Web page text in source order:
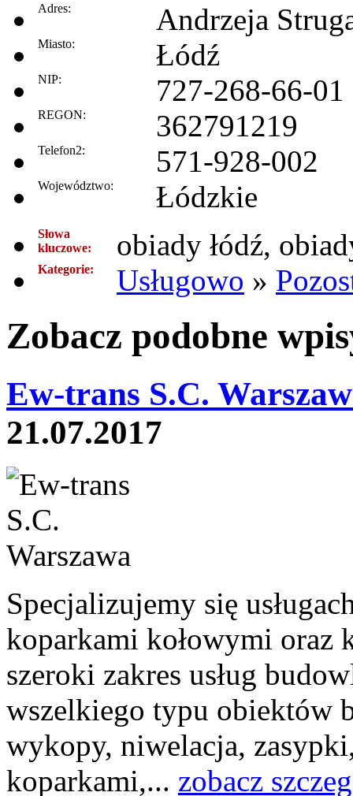
Adres: Andrzeja
Miasto: Łódź
NIP: 727-268-66-01
REGON: 362791219
Telefon2: 571-928-002
Województwo: Łódzkie
Słowa
kluczowe:
obiady łódź,
Kategorie: Usługowo »
Zobacz podobne
Ew-trans S.C.
21.07.2017
Specjalizujemy się
koparkami kołowymi oraz
szeroki zakres usług
wszelkiego typu obiektów
wykopy, niwelacja,
koparkami,... zobacz